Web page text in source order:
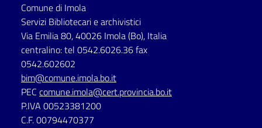
Seguici
su
Comune di Imola
Servizi Bibliotecari e archivistici
Via Emilia 80, 40026 Imola (Bo), Italia
centralino: tel 0542.6026.36 fax
0542.602602
bim@comune.imola.bo.it
PEC comune.imola@cert.provincia.bo.it
P.IVA 00523381200
C.F. 00794470377